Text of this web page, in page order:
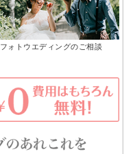
フォトウエディングのご相談